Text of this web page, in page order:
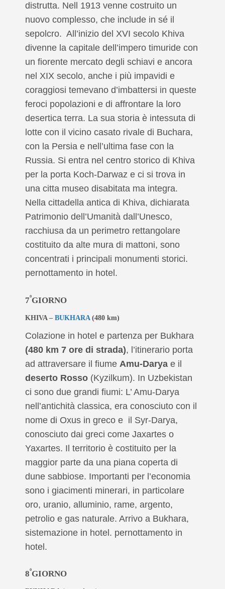
distrutta. Nell 1913 venne costruito un
nuovo complesso, che include in sé il
sepolcro. All’inizio del XVI secolo Khiva
divenne la capitale dell’impero timuride con
un fiorente mercato degli schiavi e ancora
nel XIX secolo, anche i più impavidi e
coraggiosi temevano d’imbattersi in queste
feroci popolazioni e di affrontare la loro
desertica terra. La sua storia è intessuta di
lotte con il vicino casato rivale di Buchara,
con la Persia e nell’ultima fase con la
Russia. Si entra nel centro storico di Khiva
per la porta Koch-Darwaz e ci si trova in
una cittа museo disabitata ma integra.
Nella cittadella antica di Khiva, dichiarata
Patrimonio dell’Umanità dall’Unesco,
racchiusa da un perimetro rettangolare
costituito da alte mura di mattoni, sono
concentrati i principali monumenti storici.
pernottamento in hotel.
7ºGIORNO
KHIVA –BUKHARA(480 km)
Colazione in hotel e partenza per Bukhara
(480 km 7 ore di strada), l’itinerario porta
ad attraversare il fiume Amu-Darya e il
deserto Rosso (Kyzilkum). In Uzbekistan
ci sono due grandi fiumi: L’ Amu-Darya
nell’antichità classica, era conosciuto con il
nome di Oxus in greco e il Syr-Darya,
conosciuto dai greci come Jaxartes o
Yaxartes. Il territorio è costituito per la
maggior parte da una piana coperta di
dune sabbiose. Importanti per l’economia
sono i giacimenti minerari, in particolare
oro, uranio, alluminio, rame, argento,
petrolio e gas naturale. Arrivo a Bukhara,
sistemazione in hotel. pernottamento in
hotel.
8ºGIORNO